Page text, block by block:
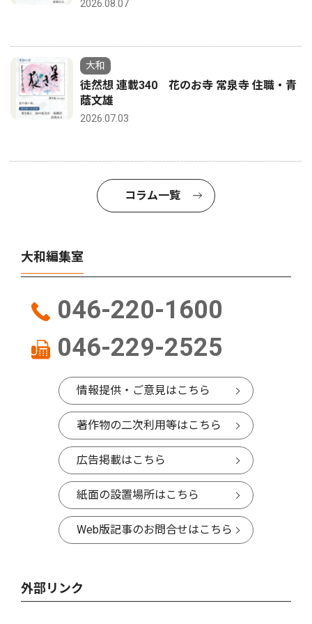
2026.08.07
大和
徒然想 連載340 花のお寺 常泉寺 住職・青
蔭文雄
2026.07.03
コラム一覧
大和編集室
046-220-1600
046-229-2525
情報提供・ご意見はこちら
著作物の二次利用等はこちら
広告掲載はこちら
紙面の設置場所はこちら
Web版記事のお問合せはこちら
外部リンク